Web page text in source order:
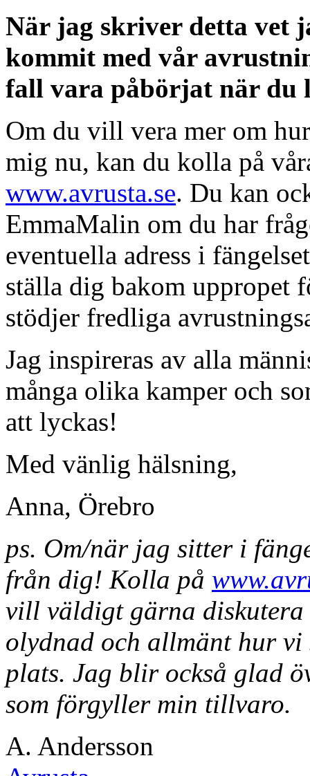
När jag skriver detta vet
kommit med vår
fall vara påbörjat när du
Om du vill vera mer om
mig nu, kan du kolla på
www.avrusta.se. Du kan
EmmaMalin om du har
eventuella adress i
ställa dig bakom uppropet
stödjer fredliga
Jag inspireras av alla
många olika kamper och
att lyckas!
Med vänlig hälsning,
Anna, Örebro
ps. Om/när jag sitter i
från dig! Kolla på
vill väldigt gärna diskutera
olydnad och allmänt hur
plats. Jag blir också glad
som förgyller min tillvaro.
A. Andersson